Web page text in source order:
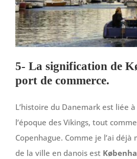
5- La signification de
port de commerce.
L’histoire du Danemark est liée
l’époque des Vikings, tout
Copenhague. Comme je l’ai
de la ville en danois est